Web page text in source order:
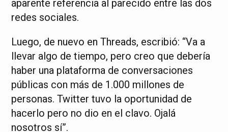
aparente referencia al parecido entre las dos
redes sociales.
Luego, de nuevo en Threads, escribió: “Va a
llevar algo de tiempo, pero creo que debería
haber una plataforma de conversaciones
públicas con más de 1.000 millones de
personas. Twitter tuvo la oportunidad de
hacerlo pero no dio en el clavo. Ojalá
nosotros sí”.